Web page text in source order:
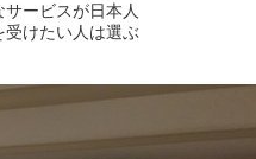
ービスが日本人
けたい人は選ぶ